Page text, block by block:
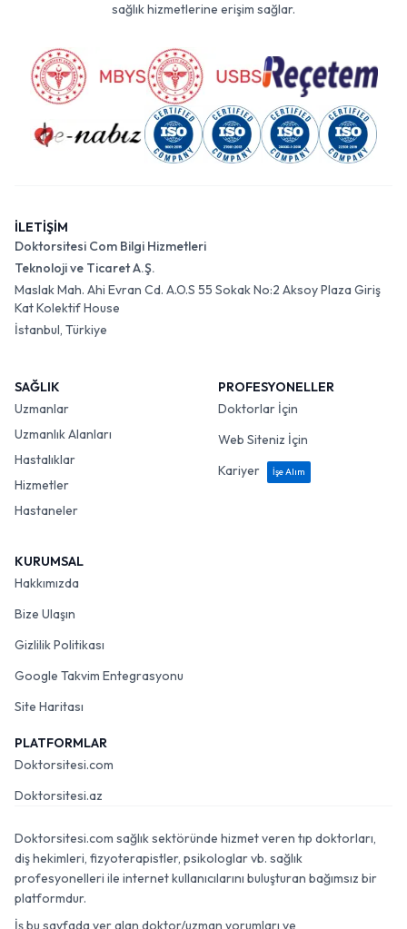
sağlık hizmetlerine erişim sağlar.
İLETİŞİM
Doktorsitesi Com Bilgi Hizmetleri
Teknoloji ve Ticaret A.Ş.
Maslak Mah. Ahi Evran Cd. A.O.S 55 Sokak No:2 Aksoy Plaza Giriş
Kat Kolektif House
İstanbul, Türkiye
SAĞLIK
Uzmanlar
Uzmanlık Alanları
Hastalıklar
Hizmetler
Hastaneler
PROFESYONELLER
Doktorlar İçin
Web Siteniz İçin
Kariyer
İşe Alım
KURUMSAL
Hakkımızda
Bize Ulaşın
Gizlilik Politikası
Google Takvim Entegrasyonu
Site Haritası
PLATFORMLAR
Doktorsitesi.com
Doktorsitesi.az
Doktorsitesi.com sağlık sektöründe hizmet veren tıp doktorları,
diş hekimleri, fizyoterapistler, psikologlar vb. sağlık
profesyonelleri ile internet kullanıcılarını buluşturan bağımsız bir
platformdur.
İş bu sayfada yer alan doktor/uzman yorumları ve